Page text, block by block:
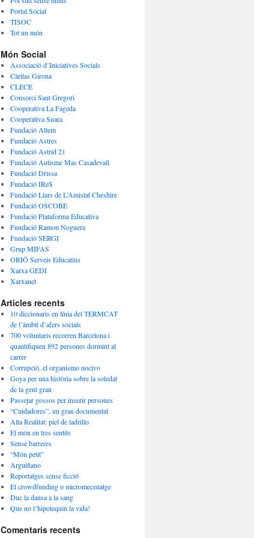
Portal Social
TISOC
Tot un món
Món Social
Associació d’Iniciatives Socials
Càritas Girona
CLECE
Consorci Sant Gregori
Cooperativa La Fageda
Cooperativa Suara
Fundació Altem
Fundació Astres
Fundació Astrid 21
Fundació Autisme Mas Casadevall
Fundació Drissa
Fundació IReS
Fundació Llars de L’Amistat Cheshire
Fundació OSCOBE
Fundació Plataforma Educativa
Fundació Ramon Noguera
Fundació SERGI
Grup MIFAS
ORIÓ Serveis Educatius
Xarxa GEDI
Xarxanet
Articles recents
10 diccionaris en línia del TERMCAT
de l’àmbit d’afers socials
700 voluntaris recorren Barcelona i
quantifiquen 892 persones dormint al
carrer
Corrupció, el organismo nocivo
Goya per una història sobre la soledat
de la gent gran
Passejar gossos per inserir persones
“Cuidadores”, un gran documental
Alta Realitat: piel de ladrillo
El món en tres sentits
Sense barreres
“Món petit”
Arguiñano
Reportatges sense ficció
El crowdfunding o micromecenatge
Duc la dansa a la sang
Que no t’hipotequin la vida!
Comentaris recents